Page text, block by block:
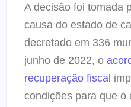
A decisão foi tomada
causa do estado de
decretado em 336
junho de 2022, o
recuperação fiscal
condições para que o